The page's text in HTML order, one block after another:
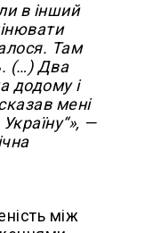
в інший
Там
(…) Два
додому і
мені
—
між